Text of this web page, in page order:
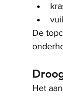
De
Het